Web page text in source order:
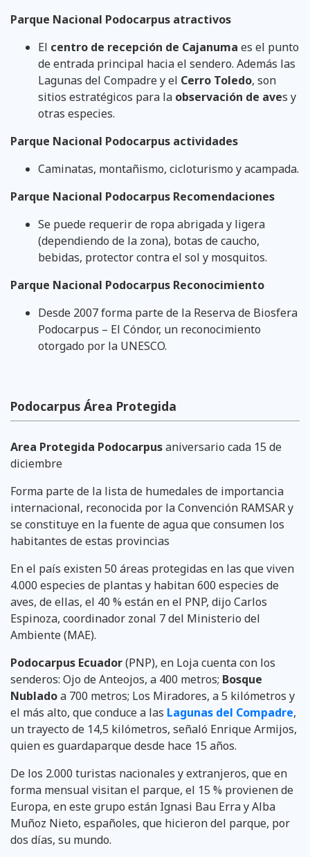
Parque Nacional Podocarpus atractivos
El centro de recepción de Cajanuma es el punto
de entrada principal hacia el sendero. Además las
Lagunas del Compadre y el Cerro Toledo, son
sitios estratégicos para la observación de aves y
otras especies.
Parque Nacional Podocarpus actividades
Caminatas, montañismo, cicloturismo y acampada.
Parque Nacional Podocarpus Recomendaciones
Se puede requerir de ropa abrigada y ligera
(dependiendo de la zona), botas de caucho,
bebidas, protector contra el sol y mosquitos.
Parque Nacional Podocarpus Reconocimiento
Desde 2007 forma parte de la Reserva de Biosfera
Podocarpus – El Cóndor, un reconocimiento
otorgado por la UNESCO.
Podocarpus Área Protegida
Area Protegida Podocarpusaniversario cada 15 de
diciembre
Forma parte de la lista de humedales de importancia
internacional, reconocida por la Convención RAMSAR y
se constituye en la fuente de agua que consumen los
habitantes de estas provincias
En el país existen 50 áreas protegidas en las que viven
4.000 especies de plantas y habitan 600 especies de
aves, de ellas, el 40 % están en el PNP, dijo Carlos
Espinoza, coordinador zonal 7 del Ministerio del
Ambiente (MAE).
Podocarpus Ecuador(PNP), en Loja cuenta con los
senderos: Ojo de Anteojos, a 400 metros; Bosque
Nubladoa 700 metros; Los Miradores, a 5 kilómetros y
el más alto, que conduce a las Lagunas del Compadre,
un trayecto de 14,5 kilómetros, señaló Enrique Armijos,
quien es guardaparque desde hace 15 años.
De los 2.000 turistas nacionales y extranjeros, que en
forma mensual visitan el parque, el 15 % provienen de
Europa, en este grupo están Ignasi Bau Erra y Alba
Muñoz Nieto, españoles, que hicieron del parque, por
dos días, su mundo.